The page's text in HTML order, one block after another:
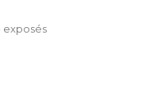
exposés